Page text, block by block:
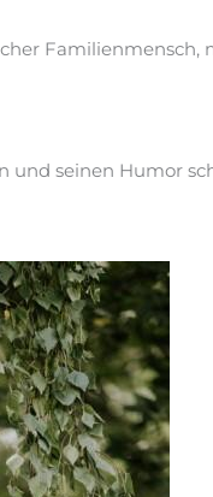
Familienmensch,
und seinen Humor